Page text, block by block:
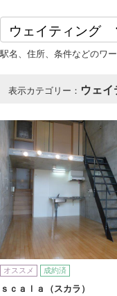
駅名、住所、条件などのワ
表示カテゴリー： ウェイ
オススメ 成約済
ｓｃａｌａ（スカラ）